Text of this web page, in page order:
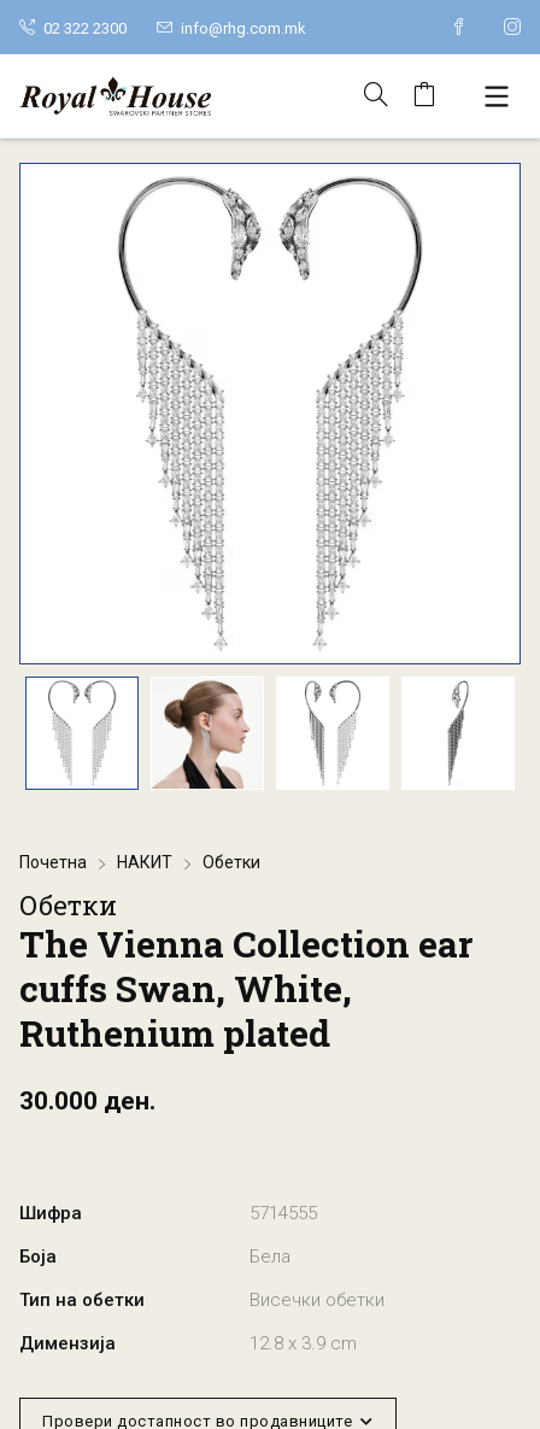
02 322 2300 info@rhg.com.mk
Почетна НАКИТ Обетки
Обетки
The Vienna Collection ear
cuffs Swan, White,
Ruthenium plated
30.000 ден.
Шифра
5714555
Боја
Бела
Тип на обетки
Висечки обетки
Димензија
12.8 x 3.9 cm
Провери достапност во продавниците